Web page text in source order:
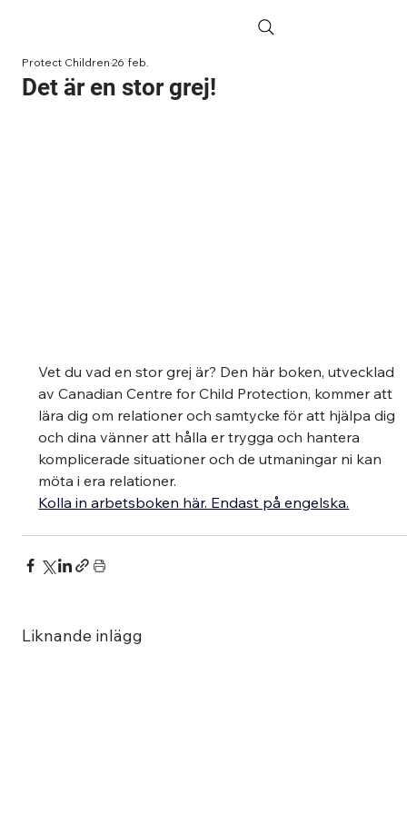
Det är en stor grej!
Protect Children26 feb.
Vet du vad en stor grej är? Den här boken, utvecklad
av Canadian Centre for Child Protection, kommer att
lära dig om relationer och samtycke för att hjälpa dig
och dina vänner att hålla er trygga och hantera
komplicerade situationer och de utmaningar ni kan
möta i era relationer.
Kolla in arbetsboken här. Endast på engelska.
Liknande inlägg